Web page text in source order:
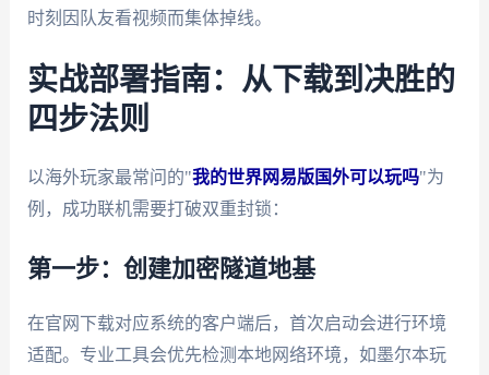
时刻因队友看视频而集体掉线。
实战部署指南：从下载到决胜的
四步法则
以海外玩家最常问的"我的世界网易版国外可以玩吗"为
例，成功联机需要打破双重封锁：
第一步：创建加密隧道地基
在官网下载对应系统的客户端后，首次启动会进行环境
适配。专业工具会优先检测本地网络环境，如墨尔本玩